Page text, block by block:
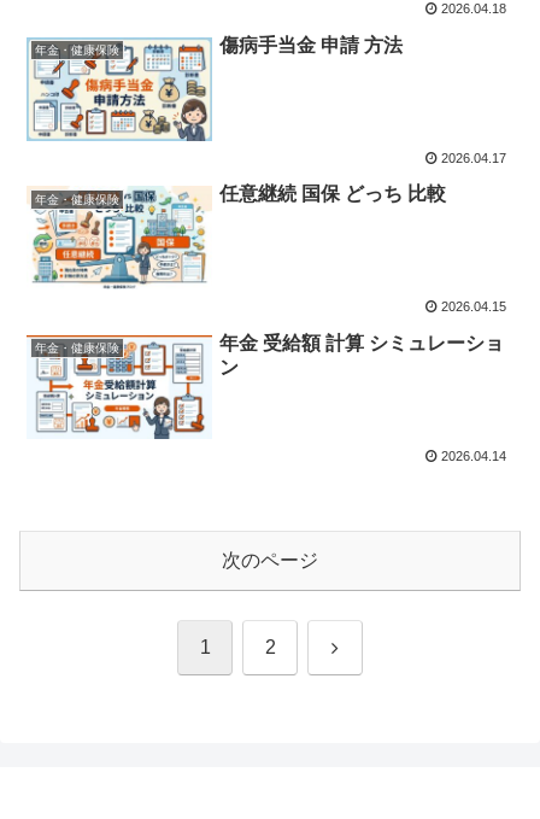
2026.04.18
年金・健康保険 傷病手当金 申請 方法
2026.04.17
年金・健康保険 任意継続 国保 どっち 比較
2026.04.15
年金・健康保険
年金 受給額 計算 シミュレーショ
ン
2026.04.14
次のページ
1 2 次